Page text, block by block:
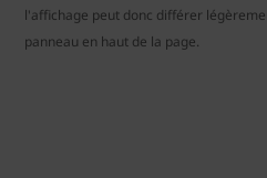
l'affichage peut donc différer
panneau en haut de la page.